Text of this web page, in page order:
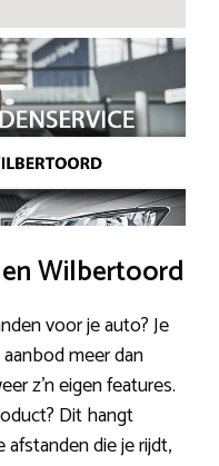
Wilbertoord
voor je auto? Je
meer dan
z’n eigen features.
Dit hangt
die je rijdt,